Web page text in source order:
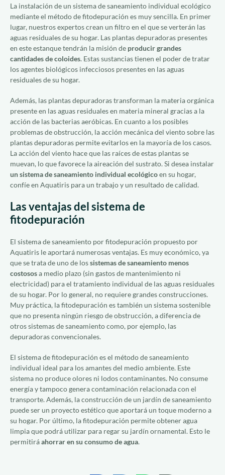
La instalación de un sistema de saneamiento individual ecológico
mediante el método de fitodepuración es muy sencilla. En primer
lugar, nuestros expertos crean un filtro en el que se verterán las
aguas residuales de su hogar. Las plantas depuradoras presentes
en este estanque tendrán la misión de producir grandes
cantidades de coloides. Estas sustancias tienen el poder de tratar
los agentes biológicos infecciosos presentes en las aguas
residuales de su hogar.
Además, las plantas depuradoras transforman la materia orgánica
presente en las aguas residuales en materia mineral gracias a la
acción de las bacterias aeróbicas. En cuanto a los posibles
problemas de obstrucción, la acción mecánica del viento sobre las
plantas depuradoras permite evitarlos en la mayoría de los casos.
La acción del viento hace que las raíces de estas plantas se
muevan, lo que favorece la aireación del sustrato. Si desea instalar
un sistema de saneamiento individual ecológicoen su hogar,
confíe en Aquatiris para un trabajo y un resultado de calidad.
Las ventajas del sistema de
fitodepuración
El sistema de saneamiento por fitodepuración propuesto por
Aquatiris le aportará numerosas ventajas. Es muy económico, ya
que se trata de uno de lossistemas de saneamiento menos
costososa medio plazo (sin gastos de mantenimiento ni
electricidad) para el tratamiento individual de las aguas residuales
de su hogar. Por lo general, no requiere grandes construcciones.
Muy práctica, la fitodepuración es también un sistema sostenible
que no presenta ningún riesgo de obstrucción, a diferencia de
otros sistemas de saneamiento como, por ejemplo, las
depuradoras convencionales.
El sistema de fitodepuración es el método de saneamiento
individual ideal para los amantes del medio ambiente. Este
sistema no produce olores ni lodos contaminantes. No consume
energía y tampoco genera contaminación relacionada con el
transporte. Además, la construcción de un jardín de saneamiento
puede ser un proyecto estético que aportará un toque moderno a
su hogar. Por último, la fitodepuración permite obtener agua
limpia que podrá utilizar para regar su jardín ornamental. Esto le
permitiráahorrar en su consumo de agua.